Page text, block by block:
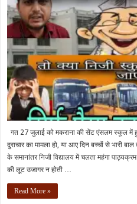
गत 27 जुलाई को मकराना की सेंट एंसलम स्कूल
दुराचार का मामला हो, या आए दिन बच्चों से भारी
के समानांतर निजी विद्यालय में चलता महंगा
की लूट उजागर न होती …
Read More »